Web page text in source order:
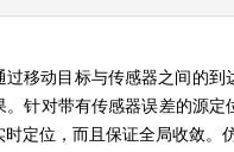
移动目标与传感器之间的
针对带有传感器误差的源
定位，而且保证全局收敛